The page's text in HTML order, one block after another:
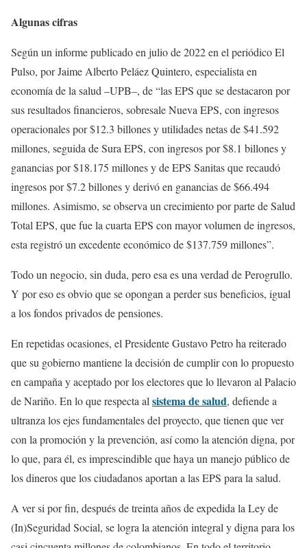
Algunas cifras
Según un informe publicado en julio de 2022 en el periódico El
Pulso, por Jaime Alberto Peláez Quintero, especialista en
economía de la salud –UPB–, de “las EPS que se destacaron por
sus resultados financieros, sobresale Nueva EPS, con ingresos
operacionales por $12.3 billones y utilidades netas de $41.592
millones, seguida de Sura EPS, con ingresos por $8.1 billones y
ganancias por $18.175 millones y de EPS Sanitas que recaudó
ingresos por $7.2 billones y derivó en ganancias de $66.494
millones. Asimismo, se observa un crecimiento por parte de Salud
Total EPS, que fue la cuarta EPS con mayor volumen de ingresos,
esta registró un excedente económico de $137.759 millones”.
Todo un negocio, sin duda, pero esa es una verdad de Perogrullo.
Y por eso es obvio que se opongan a perder sus beneficios, igual
a los fondos privados de pensiones.
En repetidas ocasiones, el Presidente Gustavo Petro ha reiterado
que su gobierno mantiene la decisión de cumplir con lo propuesto
en campaña y aceptado por los electores que lo llevaron al Palacio
de Nariño. En lo que respecta alsistema de salud, defiende a
ultranza los ejes fundamentales del proyecto, que tienen que ver
con la promoción y la prevención, así como la atención digna, por
lo que, para él, es imprescindible que haya un manejo público de
los dineros que los ciudadanos aportan a las EPS para la salud.
A ver si por fin, después de treinta años de expedida la Ley de
(In)Seguridad Social, se logra la atención integral y digna para los